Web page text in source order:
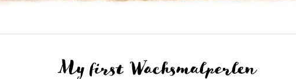
My first Wachsmalperlen